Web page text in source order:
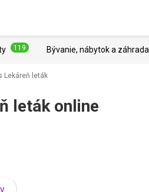
119 Bývanie, nábytok a záhrada
Lekáreň leták
leták online